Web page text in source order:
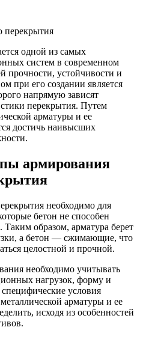
алюминиевый
Фольга
алюминиевая
Чушка
алюминиевая
Швеллер
алюминиевый
Шина
алюминиевая
Шестигранник
латунный
Круг
Лента
латунная
Лист
латунный
Труба
латунная
Шина
медная
Круг
медный
(пруток)
Лента
стальные
Хомуты
стальные
Крепеж
шуруп-
шпилька
Опоры
Ванны и
товары
Фитинги
резьбовые
латунные
Фитинги
резьбовые
одной из самых
систем в современном
прочности, устойчивости и
при его создании является
напрямую зависят
перекрытия. Путем
арматуры и ее
достичь наивысших
армирования
необходимо для
бетон не способен
Таким образом, арматура берет
а бетон — сжимающие, что
целостной и прочной.
необходимо учитывать
нагрузок, форму и
условия
арматуры и ее
исходя из особенностей